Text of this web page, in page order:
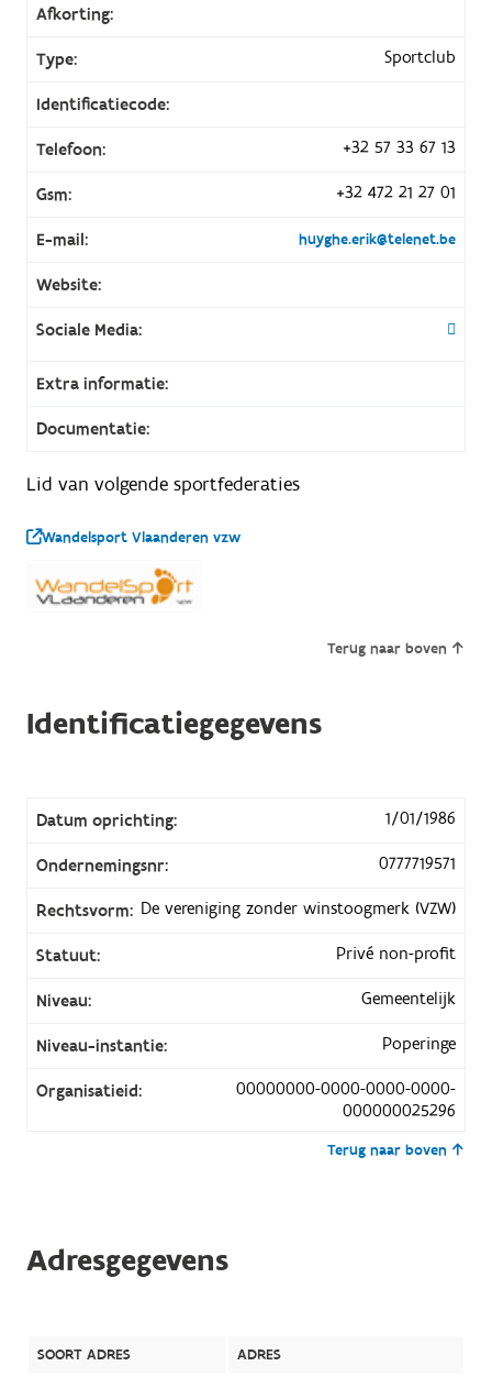
Afkorting:
Type: Sportclub
Identificatiecode:
Telefoon: +32 57 33 67 13
Gsm: +32 472 21 27 01
E-mail: huyghe.erik@telenet.be
Website:
Sociale Media:
Extra informatie:
Documentatie:
Lid van volgende sportfederaties
Wandelsport Vlaanderen vzw
Terug naar boven
Identificatiegegevens
Datum oprichting: 1/01/1986
Ondernemingsnr: 0777719571
Rechtsvorm: De vereniging zonder winstoogmerk (VZW)
Statuut: Privé non-profit
Niveau: Gemeentelijk
Niveau-instantie: Poperinge
Organisatieid:
00000000-0000-0000-0000-
000000025296
Terug naar boven
Adresgegevens
SOORT ADRES ADRES